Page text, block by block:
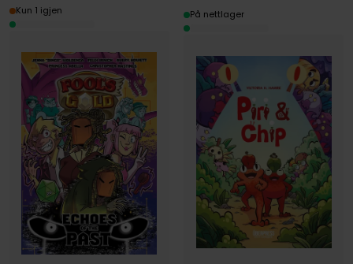
Kun 1 igjen
På nettlager